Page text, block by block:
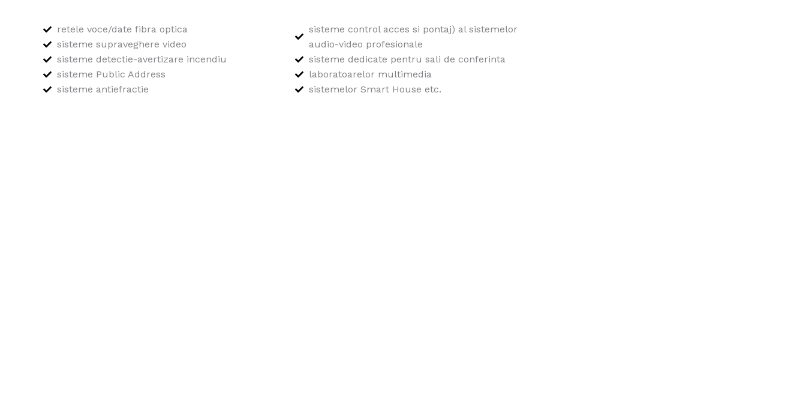
retele voce/date fibra optica
sisteme supraveghere video
sisteme detectie-avertizare incendiu
sisteme Public Address
sisteme antiefractie
sisteme control acces si pontaj) al sistemelor
audio-video profesionale
sisteme dedicate pentru sali de conferinta
laboratoarelor multimedia
sistemelor Smart House etc.